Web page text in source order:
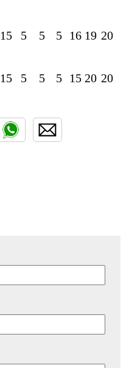
15 5 5 5 16 19 20
15 5 5 5 15 20 20